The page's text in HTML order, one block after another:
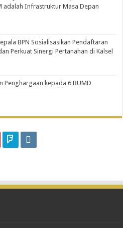
adalah Infrastruktur Masa Depan
BPN Sosialisasikan Pendaftaran
Perkuat Sinergi Pertanahan di Kalsel
Penghargaan kepada 6 BUMD